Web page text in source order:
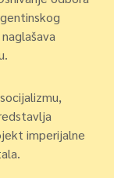
imperijalne